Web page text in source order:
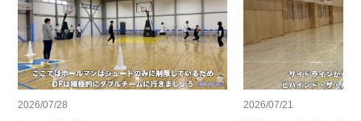
2026/07/28 2026/07/21